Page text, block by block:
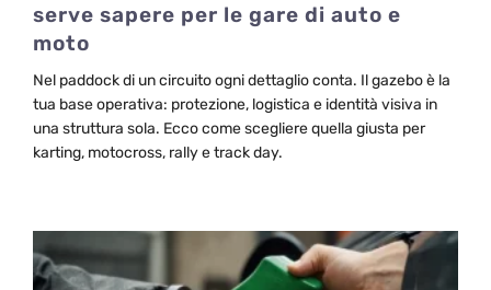
serve sapere per le gare di auto e
moto
Nel paddock di un circuito ogni dettaglio conta. Il gazebo è la
tua base operativa: protezione, logistica e identità visiva in
una struttura sola. Ecco come scegliere quella giusta per
karting, motocross, rally e track day.